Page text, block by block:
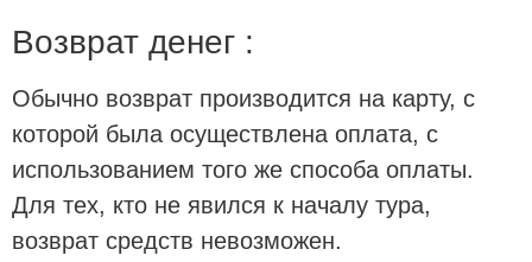
Возврат денег :
Обычно возврат производится на карту, с
которой была осуществлена оплата, с
использованием того же способа оплаты.
Для тех, кто не явился к началу тура,
возврат средств невозможен.